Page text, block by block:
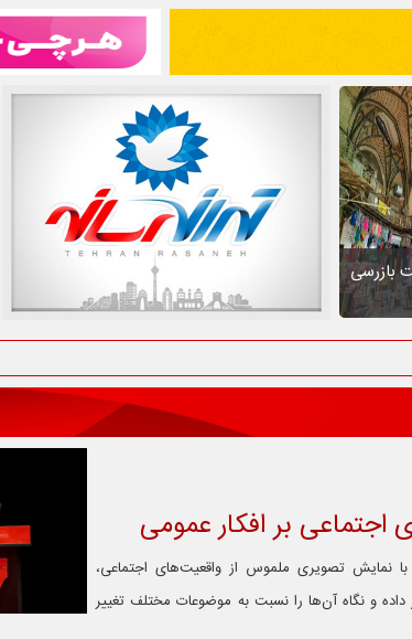
بازرسی
اجتماعی بر افکار عمومی
با نمایش تصویری ملموس از واقعیت‌های اجتماعی،
داده و نگاه آن‌ها را نسبت به موضوعات مختلف تغییر